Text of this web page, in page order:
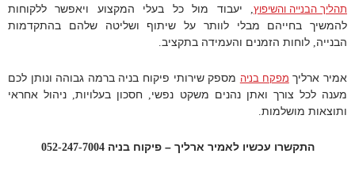
תהליך הבנייה והשיפוץ, יעבוד מול כל בעלי המקצוע ויאפשר ללקוחות
להמשיך בחייהם מבלי לוותר על שיתוף ושליטה שלהם בהתקדמות
הבנייה, לוחות הזמנים והעמידה בתקציב.
אמיר ארליך מפקח בניה מספק שירותי פיקוח בניה ברמה גבוהה ונותן לכם
מענה לכל צורך ואתן נהנים משקט נפשי, חסכון בעלויות, ניהול אחראי
ותוצאות מושלמות.
התקשרו עכשיו לאמיר ארליך – פיקוח בניה052-247-7004